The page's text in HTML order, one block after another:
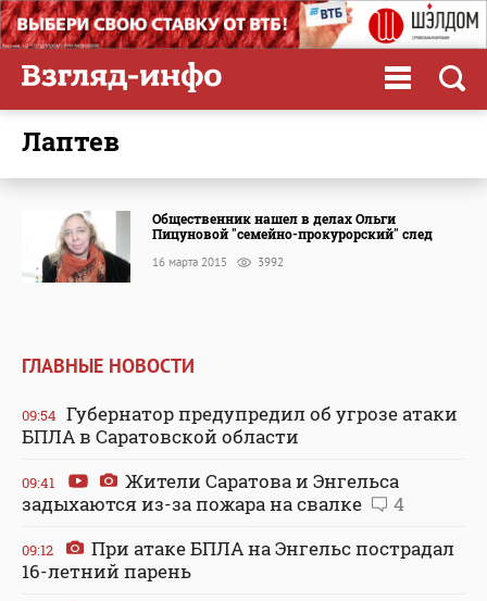
Лаптев
Общественник нашел в делах Ольги
Пицуновой "семейно-прокурорский" след
16 марта 2015 3992
ГЛАВНЫЕ НОВОСТИ
09:54 Губернатор предупредил об угрозе атаки
БПЛА в Саратовской области
09:41
Жители Саратова и Энгельса
задыхаются из-за пожара на свалке
4
09:12
При атаке БПЛА на Энгельс пострадал
16-летний парень